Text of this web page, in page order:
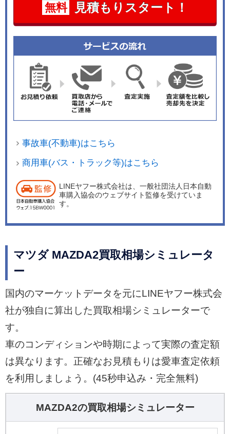
無料 見積もりスタート！
事故車(不動車)はこちら
商用車(バス・トラック等)はこちら
LINEヤフー株式会社は、一般社団法人日本自動
車購入協会のウェブサイト監修を受けていま
す。
マツダ MAZDA2買取相場シミュレータ
ー
国内のマーケットデータを元にLINEヤフー株式会
社が独自に算出した買取相場シミュレーターで
す。
車のコンディションや時期によって実際の査定額
は異なります。正確なお見積もりは愛車査定依頼
を利用しましょう。(45秒申込み・完全無料)
MAZDA2の買取相場シミュレーター